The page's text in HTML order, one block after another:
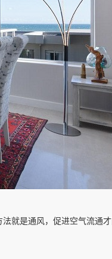
就是通风，促进空气流通